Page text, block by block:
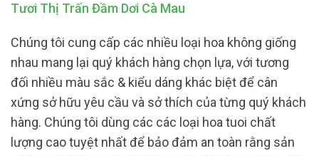
Tươi Thị Trấn Đầm Dơi Cà Mau
Chúng tôi cung cấp các nhiều loại hoa không giống
nhau mang lại quý khách hàng chọn lựa, với tương
đối nhiều màu sắc & kiểu dáng khác biệt để cân
xứng sở hữu yêu cầu và sở thích của từng quý khách
hàng. Chúng tôi dùng các các loại hoa tuoi chất
lượng cao tuyệt nhất để bảo đảm an toàn rằng sản